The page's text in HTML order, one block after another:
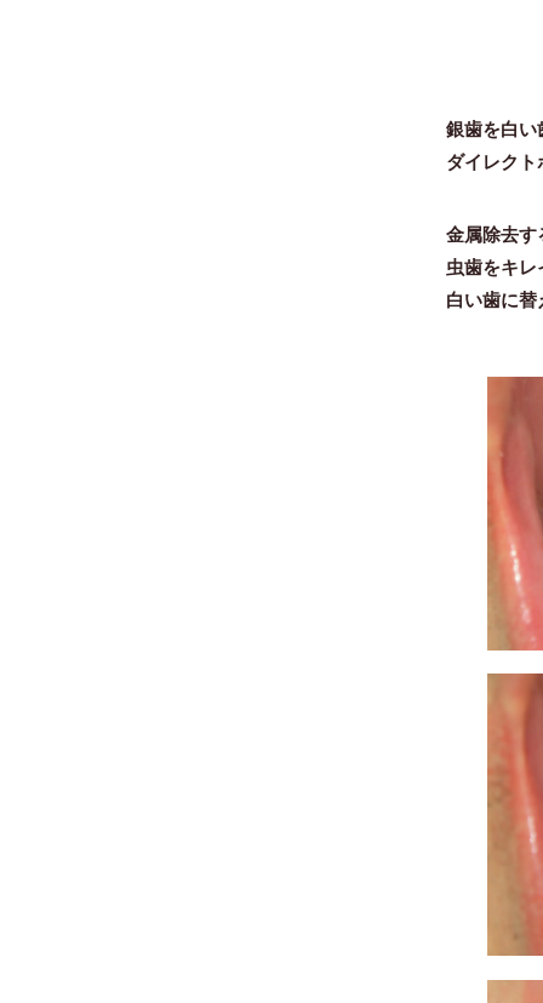
銀歯を白い
ダイレク
金属除去す
虫歯をキ
白い歯に